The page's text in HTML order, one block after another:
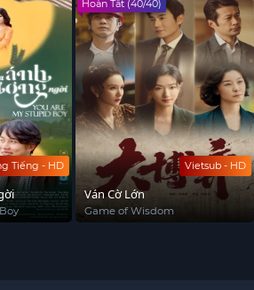
Tiếng - HD Vietsub - HD
Hoàn Tất (40/40)
Ván Cờ Lớn
Game of Wisdom